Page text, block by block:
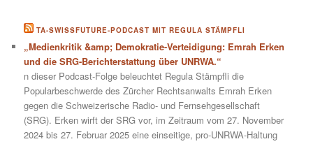
TA-SWISSFUTURE-PODCAST MIT REGULA STÄMPFLI
„Medienkritik &amp; Demokratie-Verteidigung: Emrah Erken
und die SRG-Berichterstattung über UNRWA.“
n dieser Podcast-Folge beleuchtet Regula Stämpfli die
Popularbeschwerde des Zürcher Rechtsanwalts Emrah Erken
gegen die Schweizerische Radio- und Fernsehgesellschaft
(SRG). Erken wirft der SRG vor, im Zeitraum vom 27. November
2024 bis 27. Februar 2025 eine einseitige, pro-UNRWA-Haltung